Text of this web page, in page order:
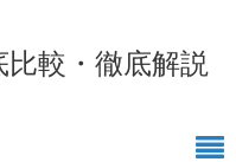
較・徹底解説